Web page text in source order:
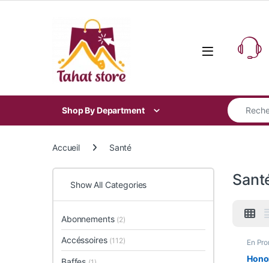
Shop By Department
Search for:
Accueil Santé
En
Watch
Show All Categories
Abonnements (2)
Accéssoires (112)